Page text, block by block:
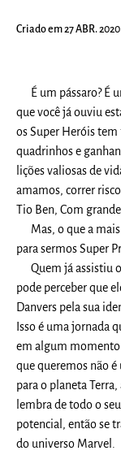
Criado em 27 ABR. 2020
É um pássaro? É
que você já ouviu
os Super Heróis
quadrinhos e
lições valiosas de
amamos, correr
Tio Ben, Com
Mas, o que a mais
para sermos Super
Quem já assistiu
pode perceber que
Danvers pela sua
Isso é uma jornada
em algum momento
que queremos não
para o planeta
lembra de todo o
potencial, então se
do universo Marvel.